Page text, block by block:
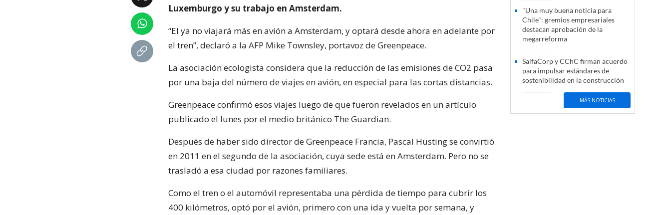
Luxemburgo y su trabajo en Amsterdam.
“El ya no viajará más en avión a Amsterdam, y optará desde ahora en adelante por
el tren”, declaró a la AFP Mike Townsley, portavoz de Greenpeace.
La asociación ecologista considera que la reducción de las emisiones de CO2 pasa
por una baja del número de viajes en avión, en especial para las cortas distancias.
Greenpeace confirmó esos viajes luego de que fueron revelados en un artículo
publicado el lunes por el medio británico The Guardian.
Después de haber sido director de Greenpeace Francia, Pascal Husting se convirtió
en 2011 en el segundo de la asociación, cuya sede está en Amsterdam. Pero no se
trasladó a esa ciudad por razones familiares.
Como el tren o el automóvil representaba una pérdida de tiempo para cubrir los
400 kilómetros, optó por el avión, primero con una ida y vuelta por semana, y
"Una muy buena noticia para
Chile": gremios empresariales
destacan aprobación de la
megarreforma
SalfaCorp y CChC firman acuerdo
para impulsar estándares de
sostenibilidad en la construcción
MÁS NOTICIAS